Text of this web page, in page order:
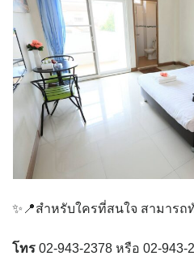
✨📍สำหรับใครที่สนใจ สามารถ
โทร 02-943-2378 หรือ 02-